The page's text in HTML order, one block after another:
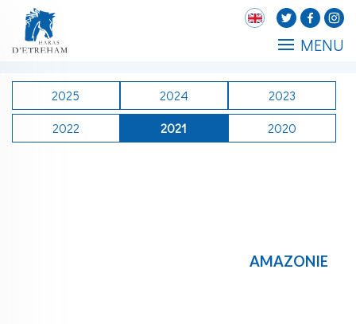
MENU
2025 2024
2023
2022
2021 2020
AMAZONIE